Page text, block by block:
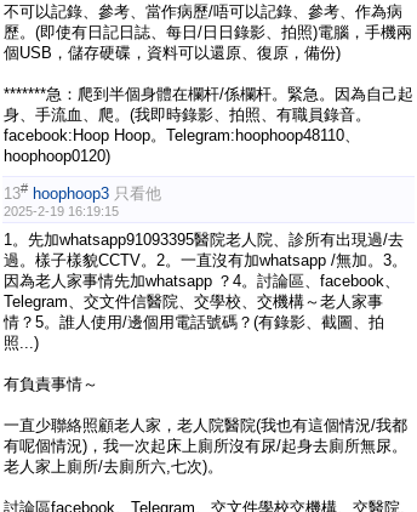
不可以記錄、參考、當作病歷/唔可以記錄、參考、作為病
歷。(即使有日記日誌、每日/日日錄影、拍照)電腦，手機兩
個USB，儲存硬碟，資料可以還原、復原，備份)
*******急：爬到半個身體在欄杆/係欄杆。緊急。因為自己起
身、手流血、爬。(我即時錄影、拍照、有職員錄音。
facebook:Hoop Hoop。Telegram:hoophoop48110、
hoophoop0120)
13# hoophoop3 只看他
2025-2-19 16:19:15
1。先加whatsapp91093395醫院老人院、診所有出現過/去
過。樣子樣貌CCTV。2。一直沒有加whatsapp /無加。3。
因為老人家事情先加whatsapp ？4。討論區、facebook、
Telegram、交文件信醫院、交學校、交機構～老人家事
情？5。誰人使用/邊個用電話號碼？(有錄影、截圖、拍
照...)
有負責事情～
一直少聯絡照顧老人家，老人院醫院(我也有這個情況/我都
有呢個情況)，我一次起床上廁所沒有尿/起身去廁所無尿。
老人家上廁所/去廁所六,七次)。
討論區facebook、Telegram、交文件學校交機構、交醫院,